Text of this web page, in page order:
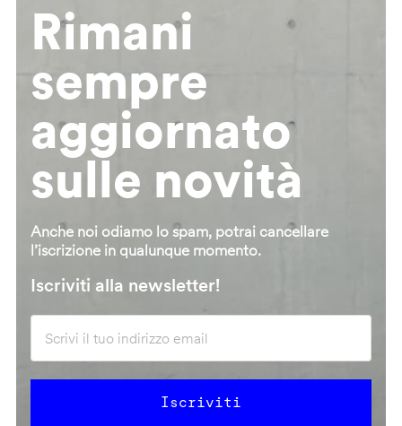
Rimani
sempre
aggiornato
sulle novità
Anche noi odiamo lo spam, potrai cancellare
l’iscrizione in qualunque momento.
Iscriviti alla newsletter!